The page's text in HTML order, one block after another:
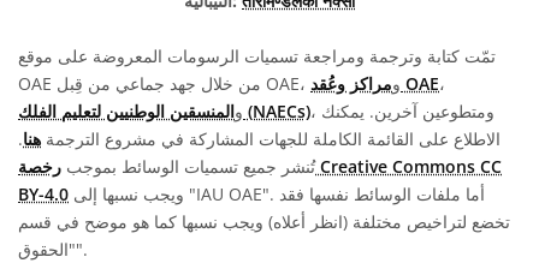
تمّت كتابة وترجمة ومراجعة تسميات الرسومات المعروضة على موقع
OAE من خلال جهد جماعي من قِبل OAE، و مراكز وعُقد OAE،
و المنسقين الوطنيين لتعليم الفلك (NAECs)، ومتطوعين آخرين. يمكنك
الاطلاع على القائمة الكاملة للجهات المشاركة في مشروع الترجمة هنا.
تُنشر جميع تسميات الوسائط بموجب رخصة Creative Commons CC
BY-4.0
تخضع لتراخيص مختلفة (انظر أعلاه) ويجب نسبها كما هو موضح في قسم
"الحقوق".